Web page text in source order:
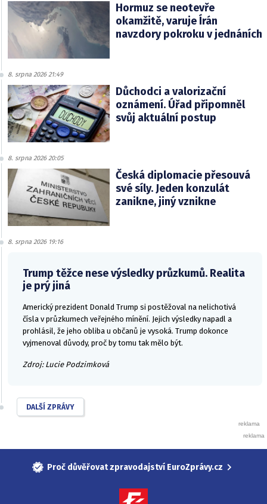
Hormuz se neotevře
okamžitě, varuje Írán
navzdory pokroku v jednáních
8. srpna 2026 21:49
Důchodci a valorizační
oznámení. Úřad připomněl
svůj aktuální postup
8. srpna 2026 20:05
Česká diplomacie přesouvá
své síly. Jeden konzulát
zanikne, jiný vznikne
8. srpna 2026 19:16
Trump těžce nese výsledky průzkumů. Realita
je prý jiná
Americký prezident Donald Trump si postěžoval na nelichotivá
čísla v průzkumech veřejného mínění. Jejich výsledky napadl a
prohlásil, že jeho obliba u občanů je vysoká. Trump dokonce
vyjmenoval důvody, proč by tomu tak mělo být.
Zdroj: Lucie Podzimková
DALŠÍ ZPRÁVY
Proč důvěřovat zpravodajství EuroZprávy.cz